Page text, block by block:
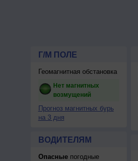
Г/М ПОЛЕ
Геомагнитная обстановка
Нет магнитных
возмущений
Прогноз магнитных бурь
на 3 дня
ВОДИТЕЛЯМ
Опасныепогодные